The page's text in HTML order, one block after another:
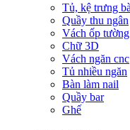
Tủ, kệ trưng
Quầy thu ngân
Vách ốp tường
Chữ 3D
Vách ngăn cnc
Tủ nhiều ngăn
Bàn làm nail
Quầy bar
Ghế